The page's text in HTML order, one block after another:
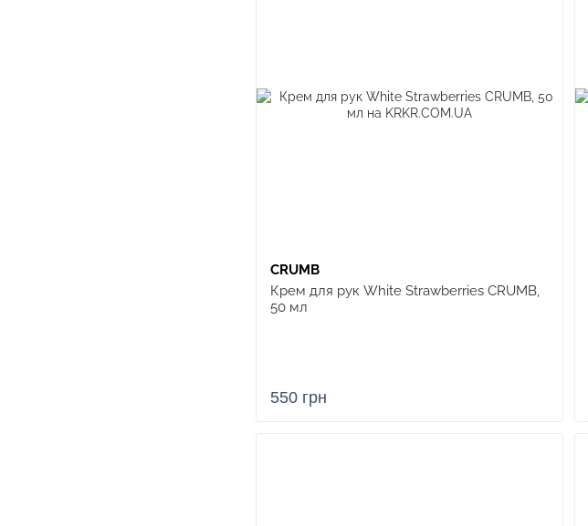
CRUMB
Крем для рук White Strawberries CRUMB,
50 мл
550 грн